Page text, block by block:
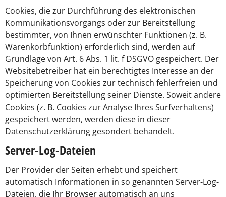
Cookies, die zur Durchführung des elektronischen
Kommunikationsvorgangs oder zur Bereitstellung
bestimmter, von Ihnen erwünschter Funktionen (z. B.
Warenkorbfunktion) erforderlich sind, werden auf
Grundlage von Art. 6 Abs. 1 lit. f DSGVO gespeichert. Der
Websitebetreiber hat ein berechtigtes Interesse an der
Speicherung von Cookies zur technisch fehlerfreien und
optimierten Bereitstellung seiner Dienste. Soweit andere
Cookies (z. B. Cookies zur Analyse Ihres Surfverhaltens)
gespeichert werden, werden diese in dieser
Datenschutzerklärung gesondert behandelt.
Server-Log-Dateien
Der Provider der Seiten erhebt und speichert
automatisch Informationen in so genannten Server-Log-
Dateien, die Ihr Browser automatisch an uns